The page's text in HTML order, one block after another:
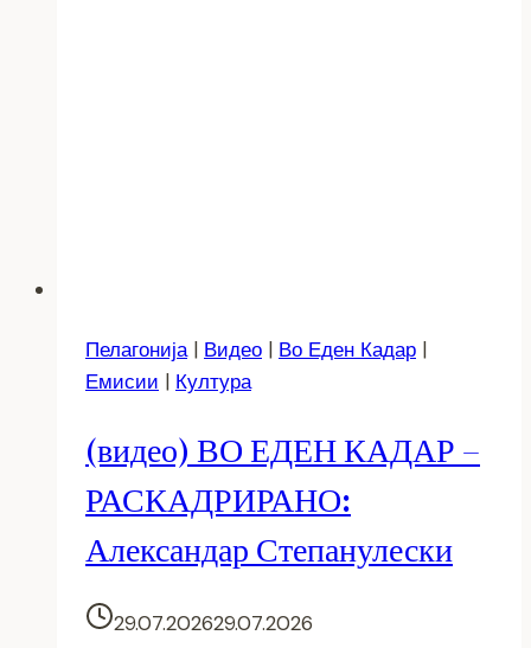
Пелагонија| Видео | Во Еден Кадар |
Емисии | Култура
(видео) ВО ЕДЕН КАДАР –
РАСКАДРИРАНО:
Александар Степанулески
29.07.202629.07.2026